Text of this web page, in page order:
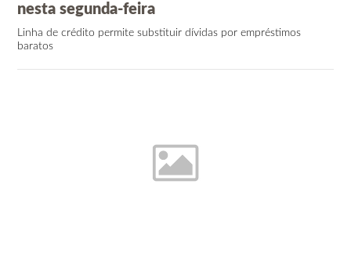
nesta segunda-feira
Linha de crédito permite substituir dívidas por empréstimos
baratos